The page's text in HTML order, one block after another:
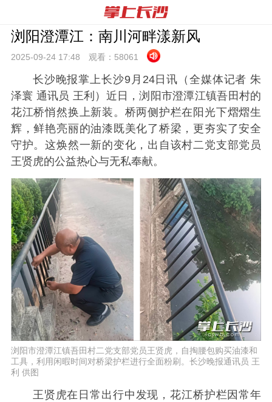
浏阳澄潭江：南川河畔漾新风
2025-09-24 17:48 观看： 58061
长沙晚报掌上长沙9月24日讯（全媒体记者 朱
泽寰 通讯员 王利）近日，浏阳市澄潭江镇吾田村的
花江桥悄然换上新装。桥两侧护栏在阳光下熠熠生
辉，鲜艳亮丽的油漆既美化了桥梁，更夯实了安全
守护。这焕然一新的变化，出自该村二党支部党员
王贤虎的公益热心与无私奉献。
浏阳市澄潭江镇吾田村二党支部党员王贤虎，自掏腰包购买油漆和
工具，利用闲暇时间对桥梁护栏进行全面粉刷。长沙晚报通讯员 王
利 供图
王贤虎在日常出行中发现，花江桥护栏因常年